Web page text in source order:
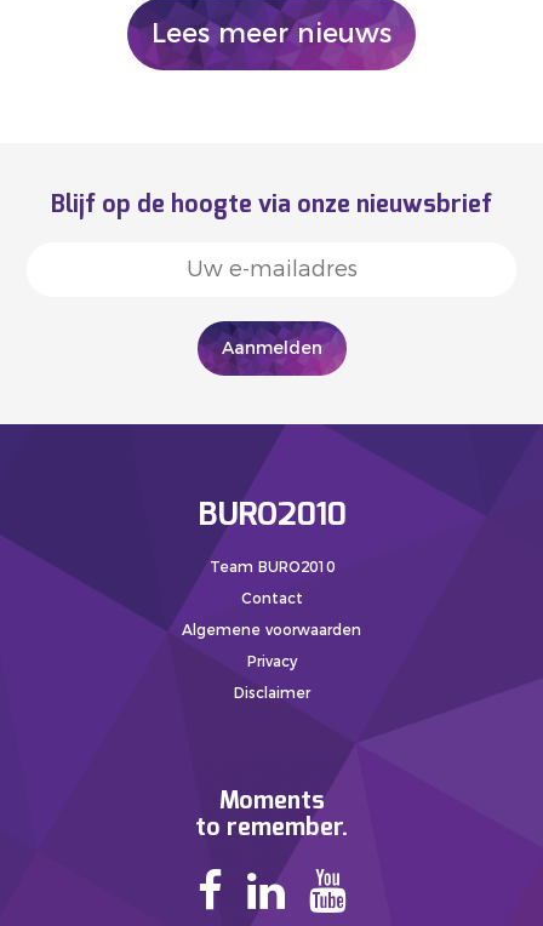
Lees meer nieuws
Blijf op de hoogte via onze nieuwsbrief
BURO2010
Team BURO2010
Contact
Algemene voorwaarden
Privacy
Disclaimer
Moments
to remember.